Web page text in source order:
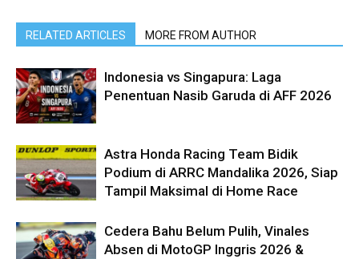
RELATED ARTICLES MORE FROM AUTHOR
Indonesia vs Singapura: Laga
Penentuan Nasib Garuda di AFF 2026
Astra Honda Racing Team Bidik
Podium di ARRC Mandalika 2026, Siap
Tampil Maksimal di Home Race
Cedera Bahu Belum Pulih, Vinales
Absen di MotoGP Inggris 2026 &